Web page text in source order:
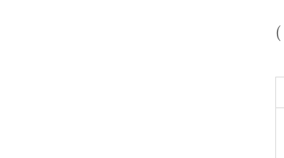
(